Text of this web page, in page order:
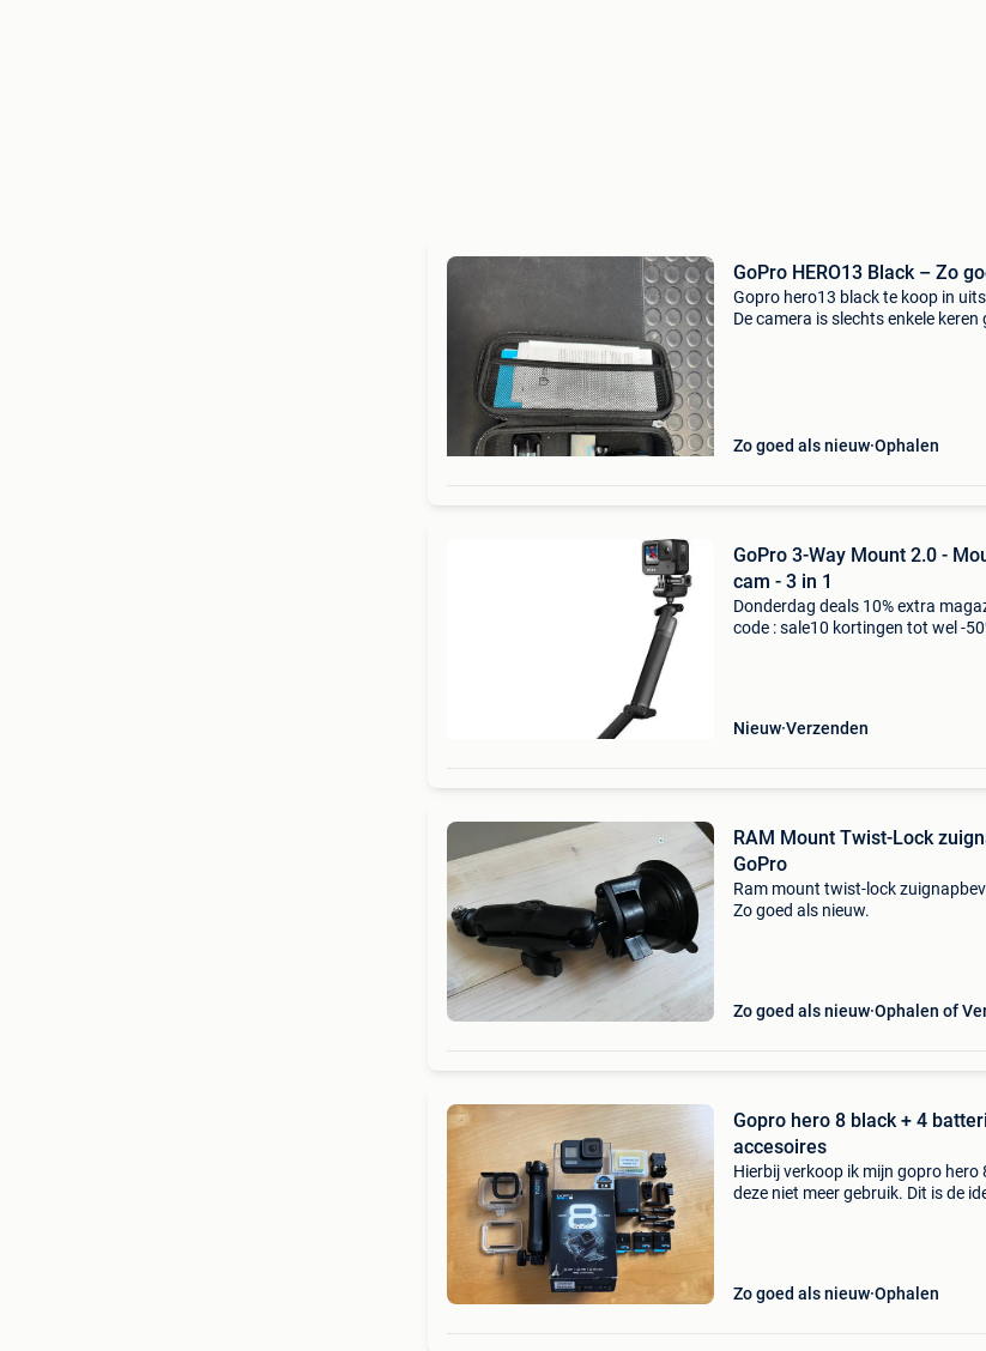
GoPro HERO13 Black – Zo
Gopro hero13 black te koop in
De camera is slechts enkele keren
Zo goed als nieuw Ophalen
GoPro 3-Way Mount 2.0 -
cam - 3 in 1
Donderdag deals 10% extra
code : sale10 kortingen tot wel -
Nieuw Verzenden
RAM Mount Twist-Lock
GoPro
Ram mount twist-lock
Zo goed als nieuw.
Zo goed als nieuw Ophalen of
Gopro hero 8 black + 4
accesoires
Hierbij verkoop ik mijn gopro hero
deze niet meer gebruik. Dit is de
Zo goed als nieuw Ophalen